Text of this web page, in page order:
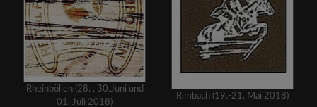
Rheinböllen (28. , 30.Juni und
01. Juli 2018)
Rimbach (19.-21. Mai 2018)